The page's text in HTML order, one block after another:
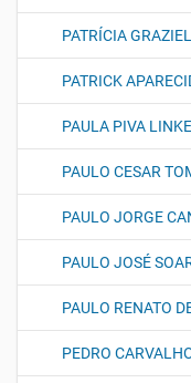
PATRÍCIA
PATRICK
PAULA PIVA LINKE
PAULO CESAR
PAULO JORGE
PAULO JOSÉ
PAULO RENATO
PEDRO